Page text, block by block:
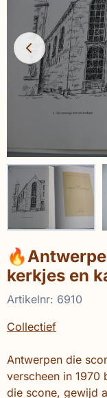
kerkjes en
Artikelnr: 6910
Collectief
Antwerpen die
verscheen in 1970
die scone, gewijd